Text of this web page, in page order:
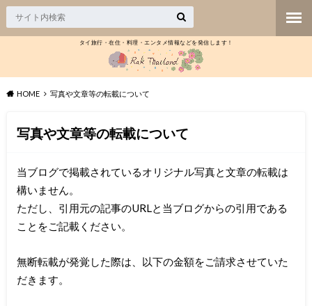
タイ旅行・在住・料理・エンタメ情報などを発信します！
HOME 写真や文章等の転載について
写真や文章等の転載について
当ブログで掲載されているオリジナル写真と文章の転載は
構いません。
ただし、引用元の記事のURLと当ブログからの引用である
ことをご記載ください。
無断転載が発覚した際は、以下の金額をご請求させていた
だきます。